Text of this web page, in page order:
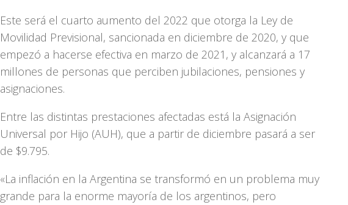
Este será el cuarto aumento del 2022 que otorga la Ley de
Movilidad Previsional, sancionada en diciembre de 2020, y que
empezó a hacerse efectiva en marzo de 2021, y alcanzará a 17
millones de personas que perciben jubilaciones, pensiones y
asignaciones.
Entre las distintas prestaciones afectadas está la Asignación
Universal por Hijo (AUH), que a partir de diciembre pasará a ser
de $9.795.
«La inflación en la Argentina se transformó en un problema muy
grande para la enorme mayoría de los argentinos, pero